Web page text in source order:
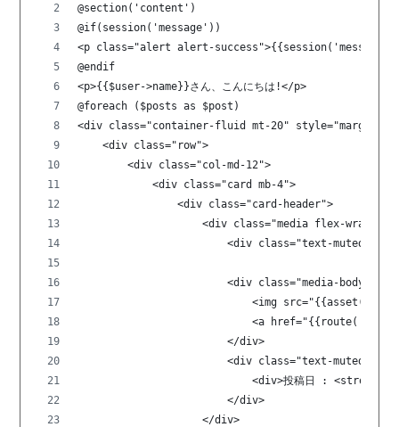
@section('content')
@if(session('message'))
<p class="alert alert-
@endif
<p>{{$user->name}}さん、こんにちは!</p>
@foreach ($posts as $post)
<div class="container-fluid mt-20" style="margin-
    <div class="row">
        <div class="col-md-12">
            <div class="card mb-4">
                <div class="card-header">
<div class="media flex-wrap w-
<div class="text-muted
<div class="media-body ml-
<img
<a
                        </div>
<div class="text-muted
<div>投稿日 :
                        </div>
                    </div>